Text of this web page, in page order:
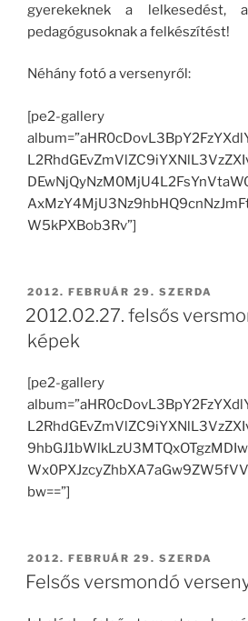
gyerekeknek a
pedagógusoknak a felkészítést!
Néhány fotó a versenyről:
[pe2-gallery
W5kPXBob3Rv”]
BEKÜLDVE:
2012. FEBRUÁR 29. SZERDA
2012.02.27. felsős
képek
[pe2-gallery
bw==”]
BEKÜLDVE:
2012. FEBRUÁR 29. SZERDA
Felsős versmondó